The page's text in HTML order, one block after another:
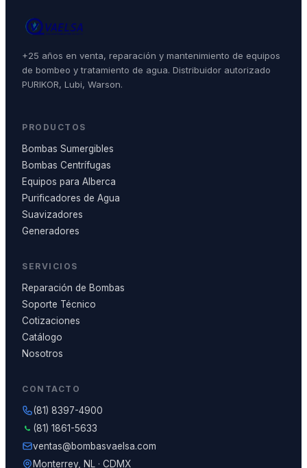
+25 años en venta, reparación y mantenimiento de equipos
de bombeo y tratamiento de agua. Distribuidor autorizado
PURIKOR, Lubi, Warson.
PRODUCTOS
Bombas Sumergibles
Bombas Centrífugas
Equipos para Alberca
Purificadores de Agua
Suavizadores
Generadores
SERVICIOS
Reparación de Bombas
Soporte Técnico
Cotizaciones
Catálogo
Nosotros
CONTACTO
(81) 8397-4900
(81) 1861-5633
ventas@bombasvaelsa.com
Monterrey, NL · CDMX